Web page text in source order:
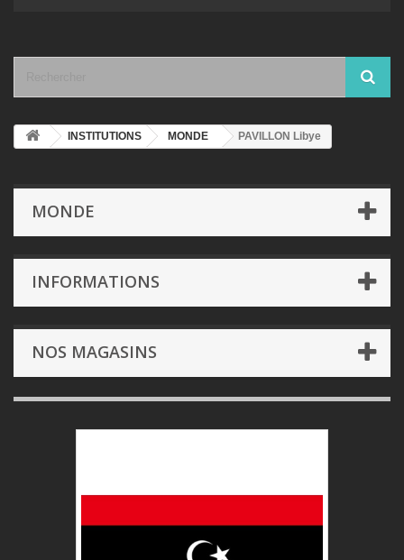
INSTITUTIONS MONDE PAVILLON Libye
MONDE
INFORMATIONS
NOS MAGASINS